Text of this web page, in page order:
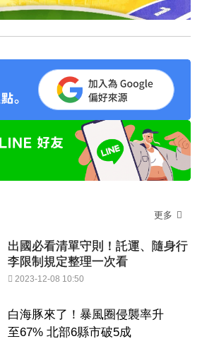
更多
出國必看清單守則！託運、隨身行
李限制規定整理一次看
2023-12-08 10:50
白海豚來了！暴風圈侵襲率升
至67% 北部6縣市破5成